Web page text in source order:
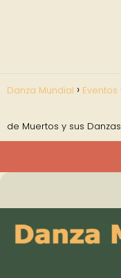
Danza Mundial Eventos
de Muertos y sus